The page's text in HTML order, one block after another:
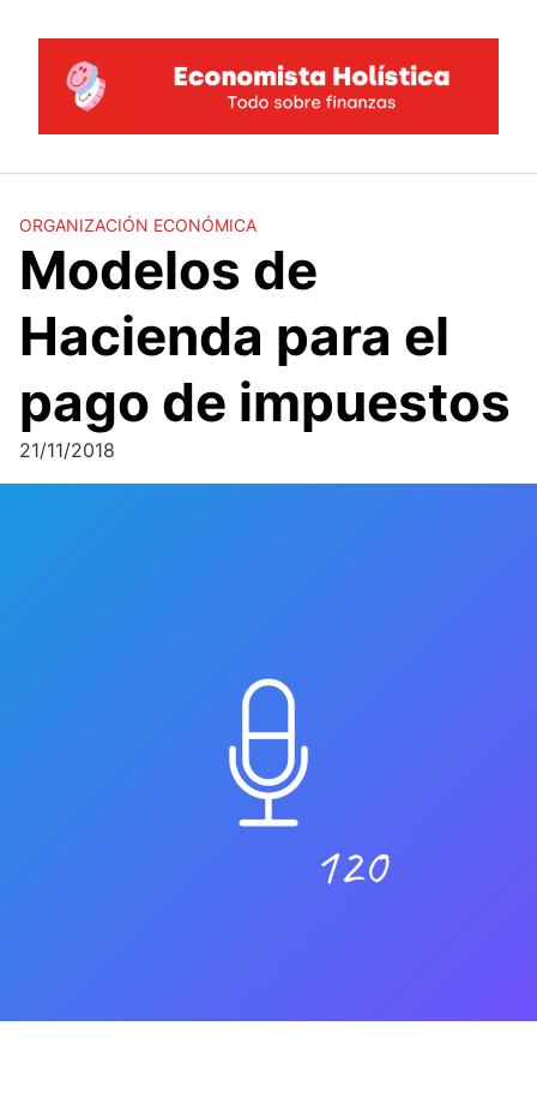
contenido
ORGANIZACIÓN ECONÓMICA
Modelos de
Hacienda para el
pago de impuestos
21/11/2018